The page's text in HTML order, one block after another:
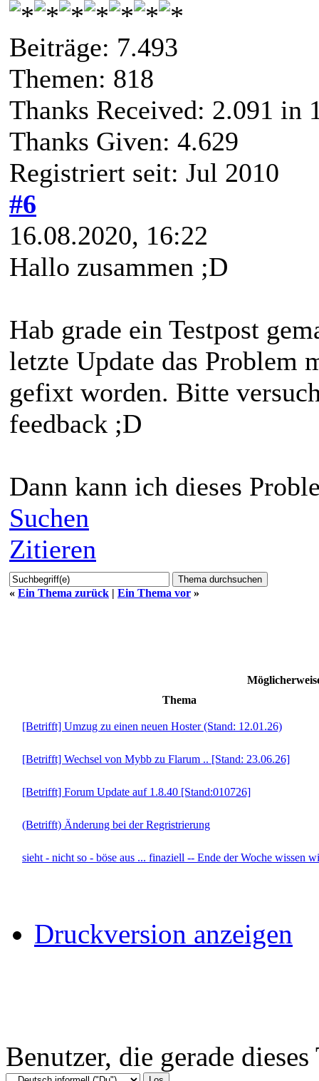
Beiträge: 7.493
Themen: 818
Thanks Received: 2.091 in
Thanks Given: 4.629
Registriert seit: Jul 2010
#6
16.08.2020, 16:22
Hallo zusammen ;D
Hab grade ein Testpost
letzte Update das Problem
gefixt worden. Bitte
feedback ;D
Dann kann ich dieses
Suchen
Zitieren
« Ein Thema zurück | Ein Thema vor »
Thema
[Betrifft] Umzug zu einen neuen Hoster (Stand: 12.01.26)
[Betrifft] Wechsel von Mybb zu Flarum .. [Stand: 23.06.26]
[Betrifft] Forum Update auf 1.8.40 [Stand:010726]
(Betrifft) Änderung bei der Regristrierung
sieht - nicht so - böse aus ... finaziell -- Ende der Woche wissen
Druckversion anzeigen
Benutzer, die gerade